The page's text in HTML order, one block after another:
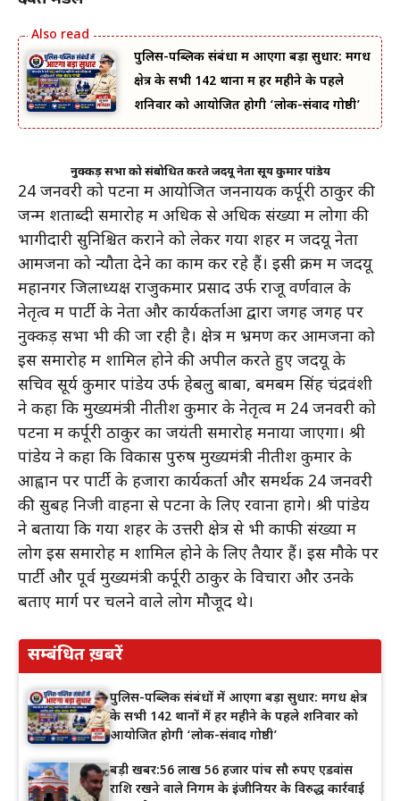
पुलिस-पब्लिक संबंधों में आएगा बड़ा सुधार: मगध
क्षेत्र के सभी 142 थानों में हर महीने के पहले
शनिवार को आयोजित होगी ‘लोक-संवाद गोष्ठी’
नुक्कड़ सभा को संबोधित करते जदयू नेता सूर्य कुमार पांडेय
24 जनवरी को पटना में आयोजित जननायक कर्पूरी ठाकुर की
जन्म शताब्दी समारोह में अधिक से अधिक संख्या में लोगों की
भागीदारी सुनिश्चित कराने को लेकर गया शहर में जदयू नेता
आमजनों को न्यौता देने का काम कर रहे हैं। इसी क्रम में जदयू
महानगर जिलाध्यक्ष राजुकमार प्रसाद उर्फ राजू वर्णवाल के
नेतृत्व में पार्टी के नेता और कार्यकर्ताओं द्वारा जगह जगह पर
नुक्कड़ सभा भी की जा रही है। क्षेत्र में भ्रमण कर आमजनों को
इस समारोह में शामिल होने की अपील करते हुए जदयू के
सचिव सूर्य कुमार पांडेय उर्फ हेबलु बाबा, बमबम सिंह चंद्रवंशी
ने कहा कि मुख्यमंत्री नीतीश कुमार के नेतृत्व में 24 जनवरी को
पटना में कर्पूरी ठाकुर का जयंती समारोह मनाया जाएगा। श्री
पांडेय ने कहा कि विकास पुरुष मुख्यमंत्री नीतीश कुमार के
आह्वान पर पार्टी के हजारों कार्यकर्ता और समर्थक 24 जनवरी
की सुबह निजी वाहनों से पटना के लिए रवाना होंगे। श्री पांडेय
ने बताया कि गया शहर के उत्तरी क्षेत्र से भी काफी संख्या में
लोग इस समारोह में शामिल होने के लिए तैयार हैं। इस मौके पर
पार्टी और पूर्व मुख्यमंत्री कर्पूरी ठाकुर के विचारों और उनके
बताए मार्ग पर चलने वाले लोग मौजूद थे।
सम्बंधित ख़बरें
पुलिस-पब्लिक संबंधों में आएगा बड़ा सुधार: मगध क्षेत्र
के सभी 142 थानों में हर महीने के पहले शनिवार को
आयोजित होगी ‘लोक-संवाद गोष्ठी’
बड़ी खबर:56 लाख 56 हजार पांच सौ रुपए एडवांस
राशि रखने वाले निगम के इंजीनियर के विरुद्ध कार्रवाई